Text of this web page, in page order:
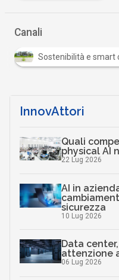
Canali
Sostenibilità e smart
InnovAttori
Quali
physical AI
22 Lug 2026
AI in
sicurezza
10 Lug 2026
Data
attenzione
06 Lug 2026